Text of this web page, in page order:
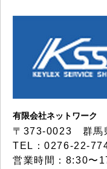
有限会社ネットワーク
〒373-0023 群馬
TEL：0276-22-
営業時間：8:30〜